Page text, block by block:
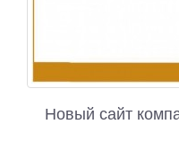
Новый сайт